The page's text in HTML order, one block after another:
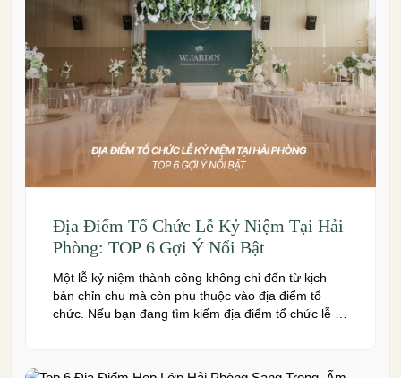
Địa Điểm Tổ Chức Lễ Kỷ Niệm Tại Hải
Phòng: TOP 6 Gợi Ý Nổi Bật
Một lễ kỷ niệm thành công không chỉ đến từ kịch
bản chỉn chu mà còn phụ thuộc vào địa điểm tổ
chức. Nếu bạn đang tìm kiếm địa điểm tổ chức lễ kỷ